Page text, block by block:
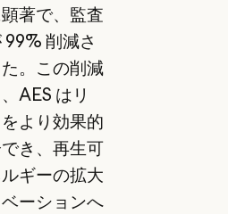
著で、監査
99% 削減さ
。この削減
AES はリ
より効果的
き、再生可
ギーの拡大
ーションへ